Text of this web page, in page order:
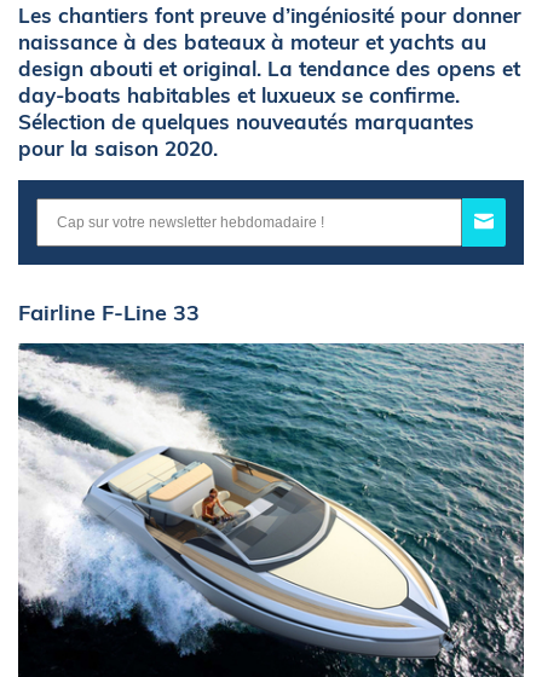
Les chantiers font preuve d’ingéniosité pour donner
naissance à des bateaux à moteur et yachts au
design abouti et original. La tendance des opens et
day-boats habitables et luxueux se confirme.
Sélection de quelques nouveautés marquantes
pour la saison 2020.
Fairline F-Line 33